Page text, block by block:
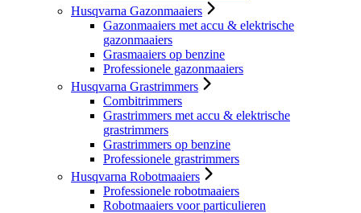
Husqvarna Gazonmaaiers
Gazonmaaiers met accu & elektrische
gazonmaaiers
Grasmaaiers op benzine
Professionele gazonmaaiers
Husqvarna Grastrimmers
Combitrimmers
Grastrimmers met accu & elektrische
grastrimmers
Grastrimmers op benzine
Professionele grastrimmers
Husqvarna Robotmaaiers
Professionele robotmaaiers
Robotmaaiers voor particulieren